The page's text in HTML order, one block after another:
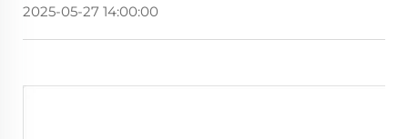
2025-05-27 14:00:00